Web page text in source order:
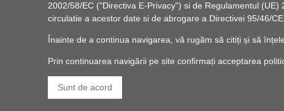
2002/58/EC ("Directiva E-Privacy") si de Regulamentul
circulatie a acestor date si de abrogare a Directivei 95/46/
Înainte de a continua navigarea, vă rugăm să citiți și să
Prin continuarea navigării pe site confirmați acceptarea
Sunt de acord